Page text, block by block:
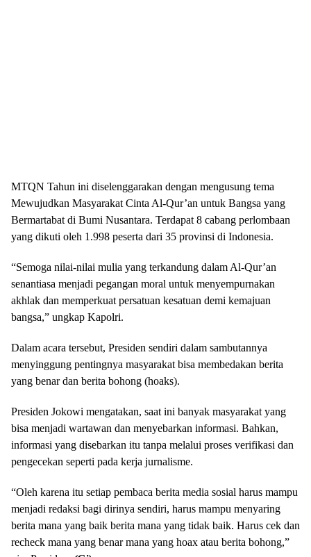
MTQN Tahun ini diselenggarakan dengan mengusung tema
Mewujudkan Masyarakat Cinta Al-Qur’an untuk Bangsa yang
Bermartabat di Bumi Nusantara. Terdapat 8 cabang perlombaan
yang dikuti oleh 1.998 peserta dari 35 provinsi di Indonesia.
“Semoga nilai-nilai mulia yang terkandung dalam Al-Qur’an
senantiasa menjadi pegangan moral untuk menyempurnakan
akhlak dan memperkuat persatuan kesatuan demi kemajuan
bangsa,” ungkap Kapolri.
Dalam acara tersebut, Presiden sendiri dalam sambutannya
menyinggung pentingnya masyarakat bisa membedakan berita
yang benar dan berita bohong (hoaks).
Presiden Jokowi mengatakan, saat ini banyak masyarakat yang
bisa menjadi wartawan dan menyebarkan informasi. Bahkan,
informasi yang disebarkan itu tanpa melalui proses verifikasi dan
pengecekan seperti pada kerja jurnalisme.
“Oleh karena itu setiap pembaca berita media sosial harus mampu
menjadi redaksi bagi dirinya sendiri, harus mampu menyaring
berita mana yang baik berita mana yang tidak baik. Harus cek dan
recheck mana yang benar mana yang hoax atau berita bohong,”